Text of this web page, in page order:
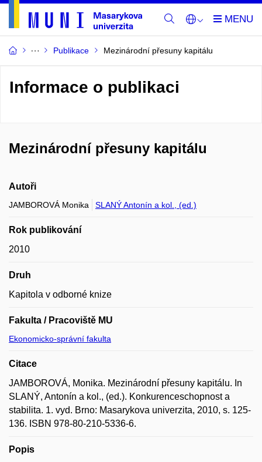
Publikace Mezinárodní přesuny kapitálu
Informace o publikaci
Mezinárodní přesuny kapitálu
Autoři
JAMBOROVÁ Monika SLANÝ Antonín a kol., (ed.)
Rok publikování
2010
Druh
Kapitola v odborné knize
Fakulta / Pracoviště MU
Ekonomicko-správní fakulta
Citace
JAMBOROVÁ, Monika. Mezinárodní přesuny kapitálu. In
SLANÝ, Antonín a kol., (ed.). Konkurenceschopnost a
stabilita. 1. vyd. Brno: Masarykova univerzita, 2010, s. 125-
136. ISBN 978-80-210-5336-6.
Popis